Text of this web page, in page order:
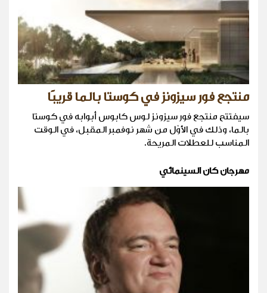
منتجع فور سيزونز في كوستا بالما قريبًا
سيفتتح منتجع فور سيزونز لوس كابوس أبوابه في كوستا
بالما، وذلك في الأوّل من شهر نوفمبر المقبل، في الوقت
المناسب للعطلات المريحة.
مهرجان كان السينمائي